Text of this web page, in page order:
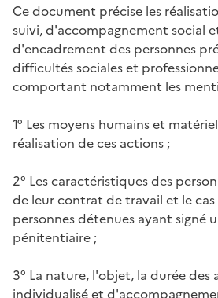
Ce document précise les
suivi, d'accompagnement social
d'encadrement des personnes
difficultés sociales et
comportant notamment les
1° Les moyens humains et
réalisation de ces actions ;
2° Les caractéristiques des
de leur contrat de travail et le
personnes détenues ayant signé
pénitentiaire ;
3° La nature, l'objet, la durée des
individualisé et